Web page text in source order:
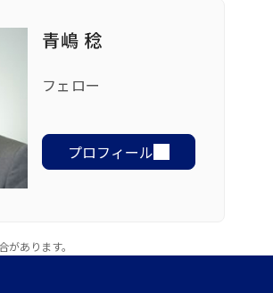
青嶋 稔
フェロー
プロフィール
あります。